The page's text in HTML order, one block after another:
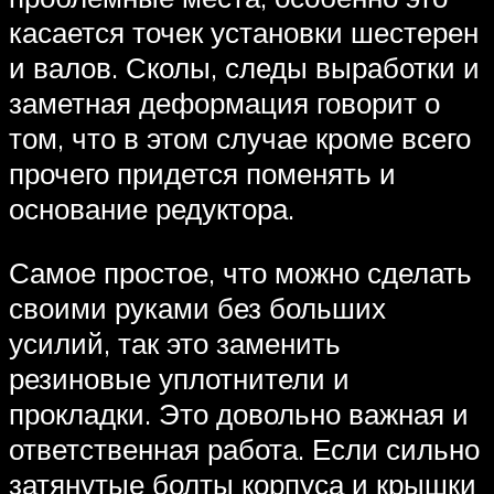
касается точек установки шестерен
и валов. Сколы, следы выработки и
заметная деформация говорит о
том, что в этом случае кроме всего
прочего придется поменять и
основание редуктора.
Самое простое, что можно сделать
своими руками без больших
усилий, так это заменить
резиновые уплотнители и
прокладки. Это довольно важная и
ответственная работа. Если сильно
затянутые болты корпуса и крышки